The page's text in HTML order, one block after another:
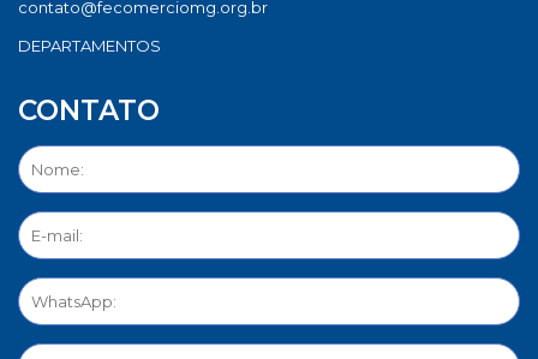
contato@fecomerciomg.org.br
DEPARTAMENTOS
CONTATO